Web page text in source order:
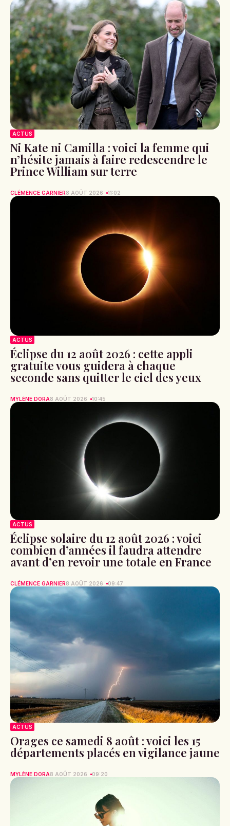
ACTUS
Ni Kate ni Camilla : voici la femme qui
n’hésite jamais à faire redescendre le
Prince William sur terre
CLÉMENCE GARNIER8 AOÛT 2026 11:02
ACTUS
Éclipse du 12 août 2026 : cette appli
gratuite vous guidera à chaque
seconde sans quitter le ciel des yeux
MYLÈNE DORA8 AOÛT 2026 10:45
ACTUS
Éclipse solaire du 12 août 2026 : voici
combien d’années il faudra attendre
avant d’en revoir une totale en France
CLÉMENCE GARNIER8 AOÛT 2026 09:47
ACTUS
Orages ce samedi 8 août : voici les 15
départements placés en vigilance jaune
MYLÈNE DORA8 AOÛT 2026 09:20